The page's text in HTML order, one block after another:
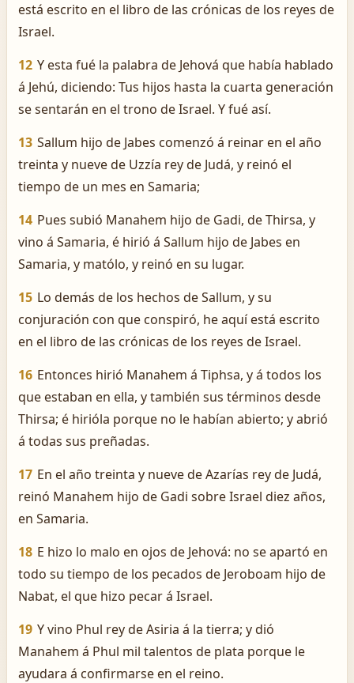
está escrito en el libro de las crónicas de los reyes de
Israel.
12 Y esta fué la palabra de Jehová que había hablado
á Jehú, diciendo: Tus hijos hasta la cuarta generación
se sentarán en el trono de Israel. Y fué así.
13 Sallum hijo de Jabes comenzó á reinar en el año
treinta y nueve de Uzzía rey de Judá, y reinó el
tiempo de un mes en Samaria;
14 Pues subió Manahem hijo de Gadi, de Thirsa, y
vino á Samaria, é hirió á Sallum hijo de Jabes en
Samaria, y matólo, y reinó en su lugar.
15 Lo demás de los hechos de Sallum, y su
conjuración con que conspiró, he aquí está escrito
en el libro de las crónicas de los reyes de Israel.
16 Entonces hirió Manahem á Tiphsa, y á todos los
que estaban en ella, y también sus términos desde
Thirsa; é hirióla porque no le habían abierto; y abrió
á todas sus preñadas.
17 En el año treinta y nueve de Azarías rey de Judá,
reinó Manahem hijo de Gadi sobre Israel diez años,
en Samaria.
18 E hizo lo malo en ojos de Jehová: no se apartó en
todo su tiempo de los pecados de Jeroboam hijo de
Nabat, el que hizo pecar á Israel.
19 Y vino Phul rey de Asiria á la tierra; y dió
Manahem á Phul mil talentos de plata porque le
ayudara á confirmarse en el reino.